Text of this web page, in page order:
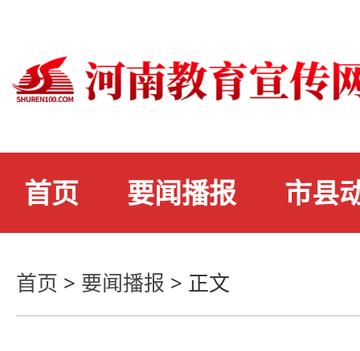
首页 要闻播报 市县
首页 > 要闻播报 > 正文